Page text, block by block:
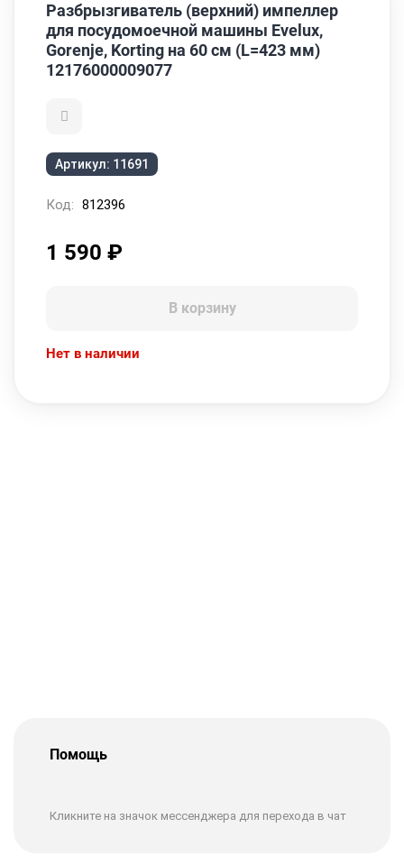
Разбрызгиватель (верхний) импеллер
для посудомоечной машины Evelux,
Gorenje, Korting на 60 см (L=423 мм)
12176000009077
Артикул: 11691
Код: 812396
1 590 ₽
В корзину
Нет в наличии
Помощь
Кликните на значок мессенджера для перехода в чат